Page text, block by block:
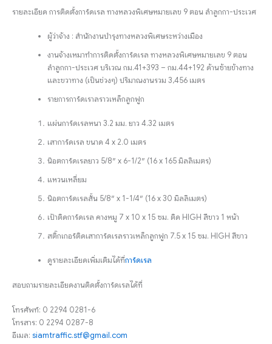
รายละเอียด การติดตั้งการ์ดเรล ทางหลวงพิเศษหมายเลข 9 ตอน ลำลูกกา-ประเวศ
ผู้ว่าจ้าง : สำนักงานบำรุงทางหลวงพิเศษระหว่างเมือง
งานจ้างเหมาทำการติดตั้งการ์ดเรล ทางหลวงพิเศษหมายเลข 9 ตอน
ลำลูกกา-ประเวศ บริเวณ กม.41+393 – กม.44+192 ด้านซ้ายข้างทาง
และขวาทาง (เป็นช่วงๆ) ปริมาณงานรวม 3,456 เมตร
รายการการ์ดเราลราวเหล็กลูกฟูก
แผ่นการ์ดเรลหนา 3.2 มม. ยาว 4.32 เมตร
เสาการ์ดเรล ขนาด 4 x 2.0 เมตร
น๊อตการ์ดเรลยาว 5/8″ x 6-1/2″ (16 x 165 มิลลิเมตร)
แหวนเหลี่ยม
น๊อตการ์ดเรลสั้น 5/8″ x 1-1/4″ (16 x 30 มิลลิเมตร)
เป้าติดการ์ดเรล คางหมู 7 x 10 x 15 ซม. ติด HIGH สีขาว 1 หน้า
สติ๊กเกอร์ติดเสาการ์ดเรลราวเหล็กลูกฟูก 7.5 x 15 ซม. HIGH สีขาว
ดูรายละเอียดเพิ่มเติมได้ที่การ์ดเรล
สอบถามรายละเอียดงานติดตั้งการ์ดเรลได้ที่
โทรศัพท์: 0 2294 0281-6
โทรสาร: 0 2294 0287-8
อีเมล: siamtraffic.stf@gmail.com